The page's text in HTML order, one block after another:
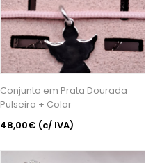
Conjunto em Prata Dourada
Pulseira + Colar
48,00€ (c/ IVA)